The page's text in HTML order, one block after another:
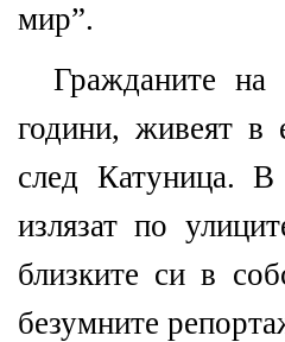
мир”.
Гражданите на
години, живеят в
след Катуница. В
излязат по
близките си в
безумните